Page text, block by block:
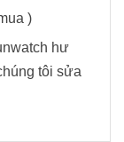
)
hư
tôi sửa